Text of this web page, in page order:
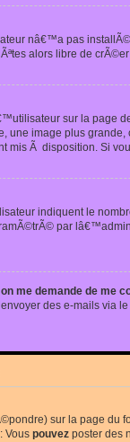
nâ€™a pas
alors libre de
sur la
une image plus
mis Ã disposition. Si
indiquent le
par
me demande de me
des e-mails via
sur la page du
Vous pouvez poster des